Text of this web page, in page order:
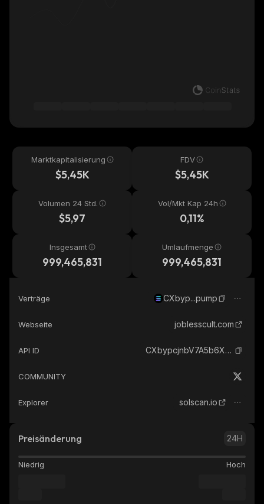
Marktkapitalisierung
$5,45K
FDV
$5,45K
Volumen 24 Std.
$5,97
Vol/Mkt Kap 24h
0,11%
Insgesamt
999,465,831
Umlaufmenge
999,465,831
Verträge CXbyp...pump
Webseite joblesscult.com
API ID CXbypcjnbV7A5b6XqfkUCUkLiD3czHXoxAsWBYa4pump_solana
COMMUNITY
Explorer solscan.io
Preisänderung 24H
Niedrig Hoch